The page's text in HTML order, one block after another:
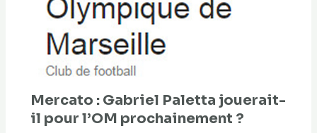
Mercato : Gabriel Paletta jouerait-
il pour l’OM prochainement ?